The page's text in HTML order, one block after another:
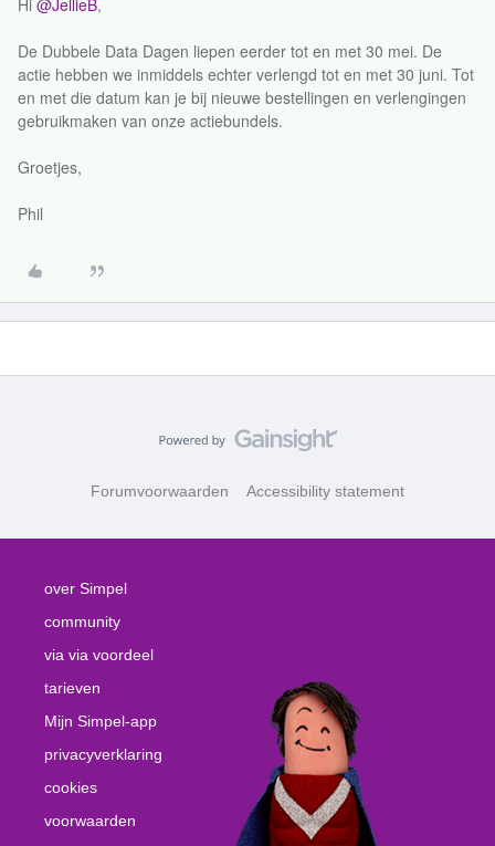
Hi @JellieB,
De Dubbele Data Dagen liepen eerder tot en met 30 mei. De
actie hebben we inmiddels echter verlengd tot en met 30 juni. Tot
en met die datum kan je bij nieuwe bestellingen en verlengingen
gebruikmaken van onze actiebundels.
Groetjes,
Phil
Forumvoorwaarden Accessibility statement
over Simpel
community
via via voordeel
tarieven
Mijn Simpel-app
privacyverklaring
cookies
voorwaarden